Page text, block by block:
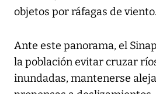
objetos por ráfagas de viento.
Ante este panorama, el
la población evitar cruzar
inundadas, mantenerse